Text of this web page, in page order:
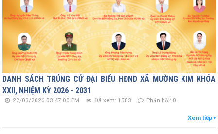
DANH SÁCH TRÚNG CỬ ĐẠI BIỂU HĐND XÃ MƯỜNG KIM KHÓA
XXII, NHIỆM KỲ 2026 - 2031
22/03/2026 03:47:00 PM Đã xem: 1583 Phản hồi: 0
Xem tiếp